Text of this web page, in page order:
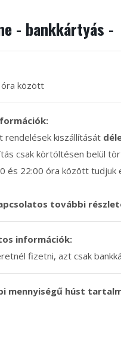
- bankkártyás
között
rendelések kiszállítását
csak körtöltésen belül
és 22:00 óra között tudjuk
további
információk:
fizetni, azt csak
mennyiségű húst